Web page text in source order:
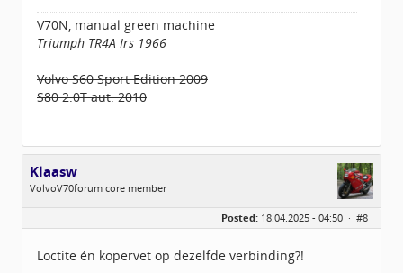
V70N, manual green machine
Triumph TR4A Irs 1966
Volvo S60 Sport Edition 2009
S80 2.0T aut. 2010
Klaasw
VolvoV70forum core member
Berichten:
1169
Posted: 18.04.2025 - 04:50 · #8
Loctite én kopervet op dezelfde verbinding?!